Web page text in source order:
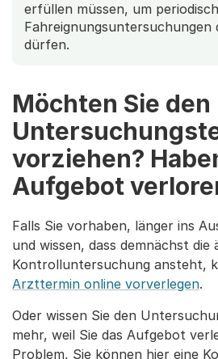
erfüllen müssen, um
dürfen.
Möchten Sie den
vorziehen?
Aufgebot
Falls Sie vorhaben, länger ins
und wissen, dass demnächst die
Kontrolluntersuchung ansteht,
Arzttermin online vorverlegen.
Oder wissen Sie den
mehr, weil Sie das Aufgebot
Problem, Sie können hier eine